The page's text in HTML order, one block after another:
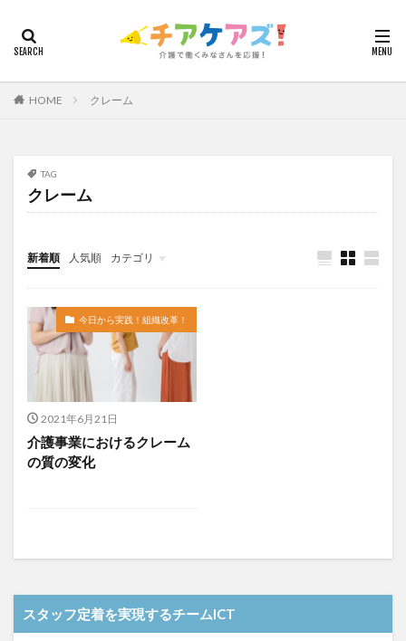
HOME クレーム
TAG
クレーム
新着順 人気順 カテゴリ
今日から実践！組織改革！
介護ICT情報
お知らせ
ケアズ・コネクト
今日から実践！組織改革！
2021年6月21日
介護事業におけるクレーム
の質の変化
スタッフ定着を実現するチームICT
タグ
安藤俊介
常勤換算
心の知能指数
感情労働
感染症対策
手荒れ
手順書 採用
国立大学法人東北大学
介護ロボット
介護事業所
介護人材政策研究会
介護手荒れ
介護施設
介護福祉士国家試験
吉田貴宏
改善
新年度 介護ICT
言葉の力